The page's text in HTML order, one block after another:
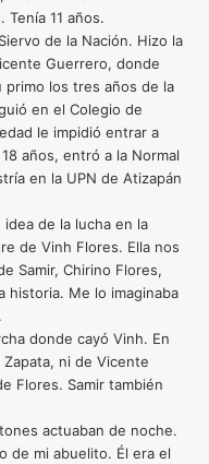
11 años.
de la Nación. Hizo la
Guerrero, donde
primo los tres años de la
en el Colegio de
le impidió entrar a
años, entró a la Normal
en la UPN de Atizapán
de la lucha en la
de Vinh Flores. Ella nos
Samir, Chirino Flores,
historia. Me lo imaginaba
donde cayó Vinh. En
ni de Vicente
Flores. Samir también
actuaban de noche.
de mi abuelito. Él era el